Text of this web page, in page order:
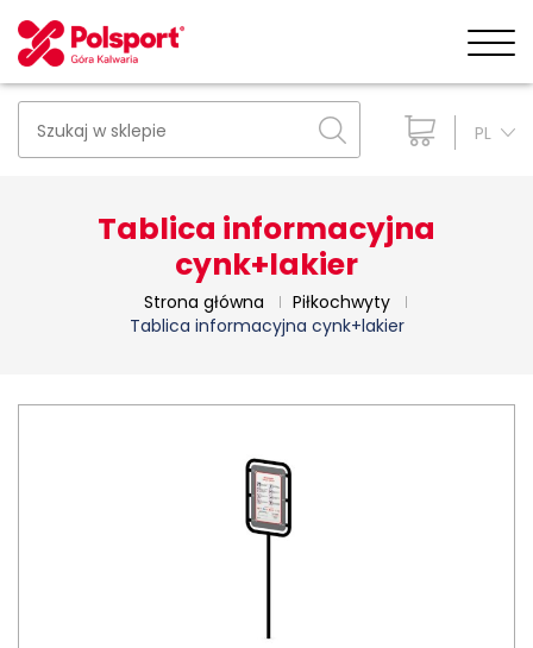
PL
Tablica informacyjna
cynk+lakier
Strona główna
Piłkochwyty
Tablica informacyjna cynk+lakier